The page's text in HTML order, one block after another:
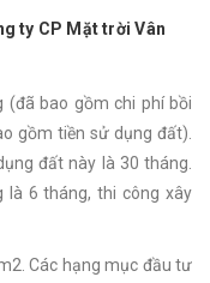
ty CP Mặt trời Vân
(đã bao gồm chi phí bồi
gồm tiền sử dụng đất).
đất này là 30 tháng.
là 6 tháng, thi công xây
Các hạng mục đầu tư